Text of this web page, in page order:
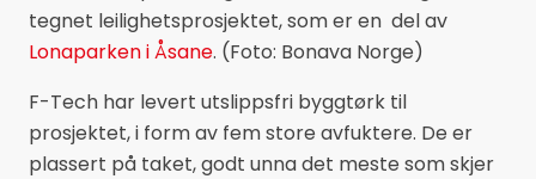
tegnet leilighetsprosjektet, som er en del av
Lonaparken i Åsane. (Foto: Bonava Norge)
F-Tech har levert utslippsfri byggtørk til
prosjektet, i form av fem store avfuktere. De er
plassert på taket, godt unna det meste som skjer